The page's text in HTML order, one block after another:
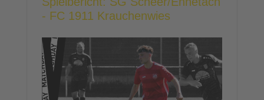
- FC 1911 Krauchenwies